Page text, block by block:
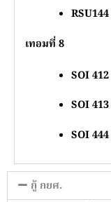
RSU144
เทอมที่ 8
SOI 412
SOI 413
SOI 444
กู้ กยศ.